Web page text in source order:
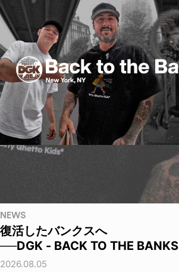
NEWS
復活したバンクスへ
──DGK - BACK TO THE BANKS
2026.08.05